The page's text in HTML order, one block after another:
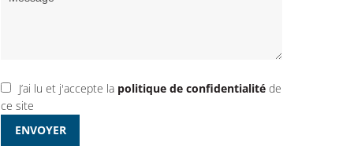
J’ai lu et j'accepte la politique de confidentialité de
ce site
ENVOYER